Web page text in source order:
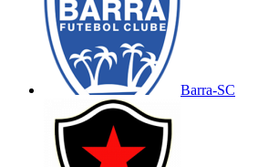
Barra-SC